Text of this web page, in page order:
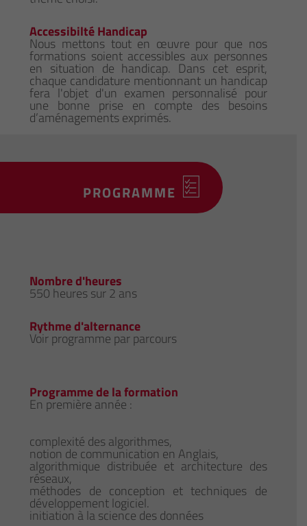
Accessibilté Handicap
Nous mettons tout en œuvre pour que nos
formations soient accessibles aux personnes
en situation de handicap. Dans cet esprit,
chaque candidature mentionnant un handicap
fera l'objet d'un examen personnalisé pour
une bonne prise en compte des besoins
d’aménagements exprimés.
PROGRAMME
Nombre d'heures
550 heures sur 2 ans
Rythme d'alternance
Voir programme par parcours
Programme de la formation
En première année :
complexité des algorithmes,
notion de communication en Anglais,
algorithmique distribuée et architecture des
réseaux,
méthodes de conception et techniques de
développement logiciel.
initiation à la science des données